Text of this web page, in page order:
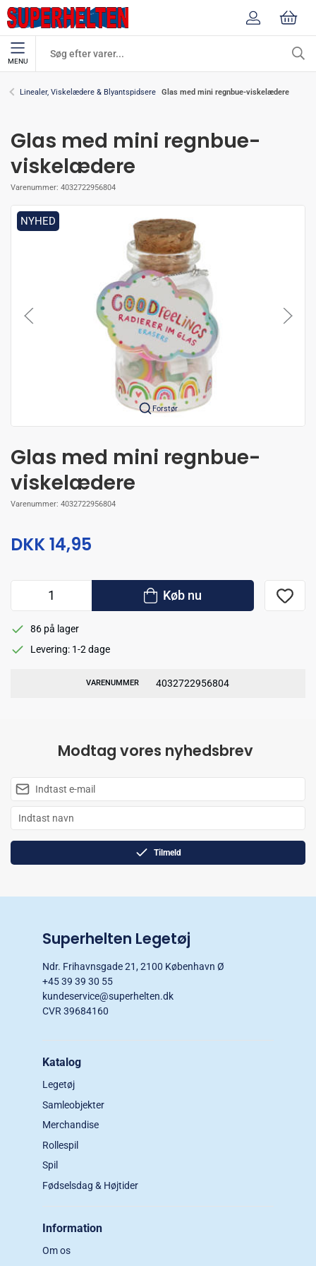
MENU
Linealer, Viskelædere & Blyantspidsere Glas med mini regnbue-viskelædere
Glas med mini regnbue-
viskelædere
Varenummer: 4032722956804
NYHED
Forstør
Glas med mini regnbue-
viskelædere
Varenummer: 4032722956804
DKK 14,95
Køb nu
86 på lager
Levering: 1-2 dage
VARENUMMER 4032722956804
Modtag vores nyhedsbrev
Tilmeld
Superhelten Legetøj
Ndr. Frihavnsgade 21, 2100 København Ø
+45 39 39 30 55
kundeservice@superhelten.dk
CVR 39684160
Katalog
Legetøj
Samleobjekter
Merchandise
Rollespil
Spil
Fødselsdag & Højtider
Information
Om os